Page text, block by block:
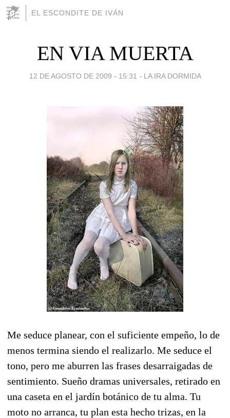
EL ESCONDITE DE IVÁN
EN VIA MUERTA
12 DE AGOSTO DE 2009 - 15:31 - LA IRA DORMIDA
Me seduce planear, con el suficiente empeño, lo de
menos termina siendo el realizarlo. Me seduce el
tono, pero me aburren las frases desarraigadas de
sentimiento. Sueño dramas universales, retirado en
una caseta en el jardín botánico de tu alma. Tu
moto no arranca, tu plan esta hecho trizas, en la